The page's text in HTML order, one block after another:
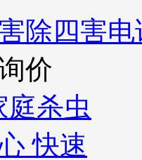
除四害
价